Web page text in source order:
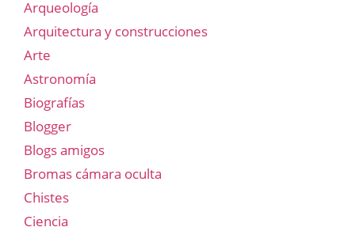
Arqueología
Arquitectura y construcciones
Arte
Astronomía
Biografías
Blogger
Blogs amigos
Bromas cámara oculta
Chistes
Ciencia